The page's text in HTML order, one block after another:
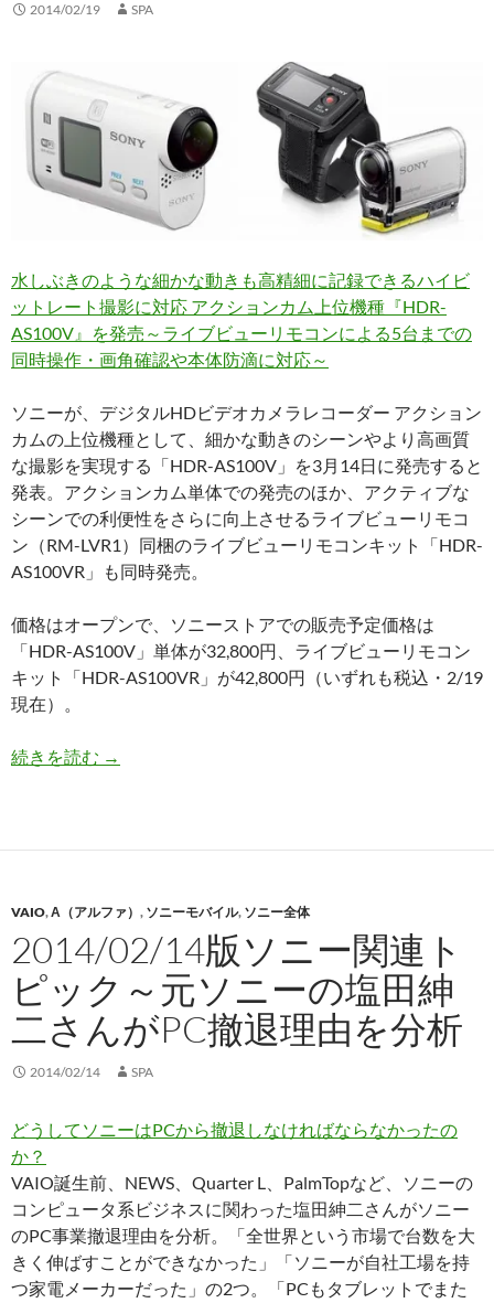
2014/02/19 SPA
水しぶきのような細かな動きも高精細に記録できるハイビ
ットレート撮影に対応 アクションカム上位機種『HDR-
AS100V』を発売～ライブビューリモコンによる5台までの
同時操作・画角確認や本体防滴に対応～
ソニーが、デジタルHDビデオカメラレコーダー アクション
カムの上位機種として、細かな動きのシーンやより高画質
な撮影を実現する「HDR-AS100V」を3月14日に発売すると
発表。アクションカム単体での発売のほか、アクティブな
シーンでの利便性をさらに向上させるライブビューリモコ
ン（RM-LVR1）同梱のライブビューリモコンキット「HDR-
AS100VR」も同時発売。
価格はオープンで、ソニーストアでの販売予定価格は
「HDR-AS100V」単体が32,800円、ライブビューリモコン
キット「HDR-AS100VR」が42,800円（いずれも税込・2/19
現在）。
続きを読む 従来機約2.5倍の手ブレ補正にXAVC S・防滴対
→
VAIO,Α（アルファ） , ソニーモバイル, ソニー全体
2014/02/14版ソニー関連ト
ピック～元ソニーの塩田紳
二さんがPC撤退理由を分析
2014/02/14 SPA
どうしてソニーはPCから撤退しなければならなかったの
か？
VAIO誕生前、NEWS、Quarter L、PalmTopなど、ソニーの
コンピュータ系ビジネスに関わった塩田紳二さんがソニー
のPC事業撤退理由を分析。「全世界という市場で台数を大
きく伸ばすことができなかった」「ソニーが自社工場を持
つ家電メーカーだった」の2つ。「PCもタブレットでまた